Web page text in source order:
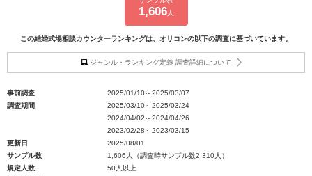
1,606人
この結婚式場相談カウンターランキングは、オリコンの以下の調査に基づいています。
ジャンル・ランキング定義 調査詳細について
事前調査
2025/01/10～2025/03/07
調査期間
2025/03/10～2025/03/24
2024/04/02～2024/04/26
2023/02/28～2023/03/15
更新日
2025/08/01
サンプル数
1,606人（調査時サンプル数2,310人）
規定人数
50人以上